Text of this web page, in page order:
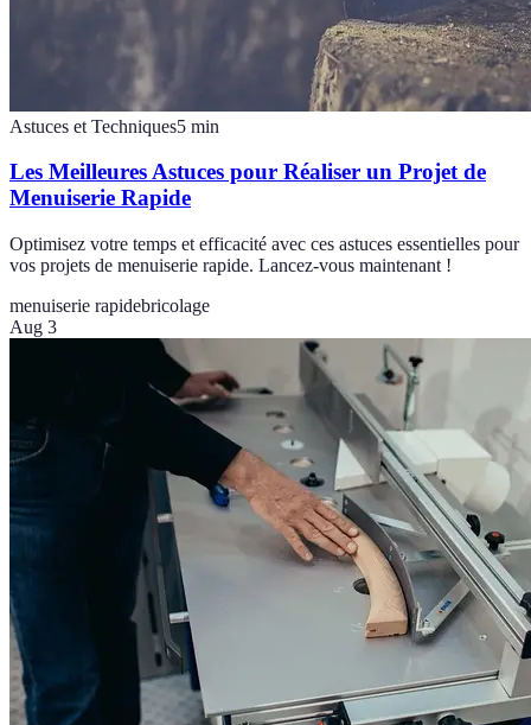
Astuces et Techniques5 min
Les Meilleures Astuces pour Réaliser un Projet de
Menuiserie Rapide
Optimisez votre temps et efficacité avec ces astuces essentielles pour
vos projets de menuiserie rapide. Lancez-vous maintenant !
menuiserie rapidebricolage
Aug 3